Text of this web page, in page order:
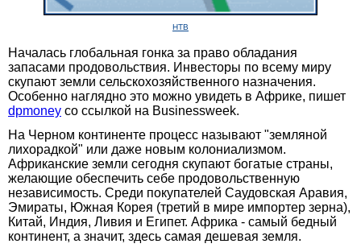
НТВ
Началась глобальная гонка за право обладания
запасами продовольствия. Инвесторы по всему миру
скупают земли сельскохозяйственного назначения.
Особенно наглядно это можно увидеть в Африке, пишет
dрmoney со ссылкой на Businessweek.
На Черном континенте процесс называют "земляной
лихорадкой" или даже новым колониализмом.
Африканские земли сегодня скупают богатые страны,
желающие обеспечить себе продовольственную
независимость. Среди покупателей Саудовская Аравия,
Эмираты, Южная Корея (третий в мире импортер зерна),
Китай, Индия, Ливия и Египет. Африка - самый бедный
континент, а значит, здесь самая дешевая земля.